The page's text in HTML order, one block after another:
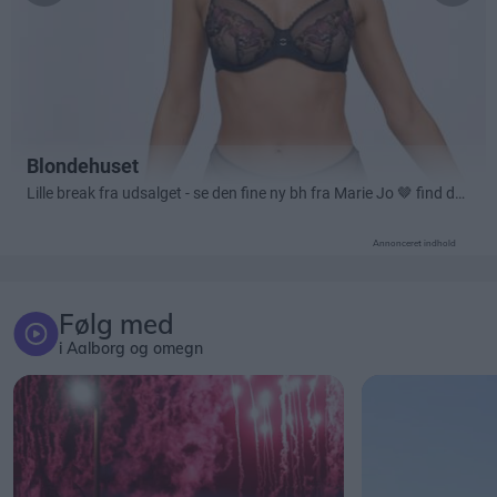
Annonceret indhold
Følg med
i Aalborg og omegn